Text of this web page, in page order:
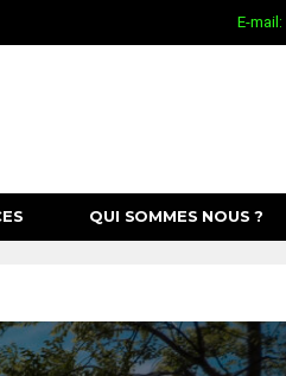
E-mail:
QUI SOMMES NOUS ?